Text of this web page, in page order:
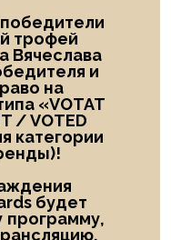
трофей
Вячеслава
и
на
«VOTAT
/VOTED
категории
будет
программу,